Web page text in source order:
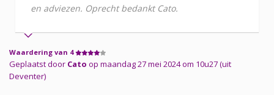
en adviezen. Oprecht bedankt Cato.
Waardering van 4
Geplaatst door Cato op maandag 27 mei 2024 om 10u27 (uit
Deventer)